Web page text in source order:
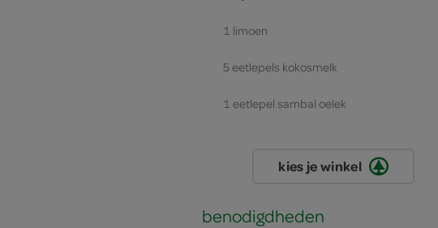
1 limoen
5 eetlepels kokosmelk
1 eetlepel sambal oelek
3 eetlepels pindakaas
3 eetlepels sojasaus
kies je winkel
benodigdheden